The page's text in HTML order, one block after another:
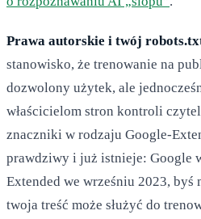
Prawa autorskie i twój
stanowisko, że trenowanie na
dozwolony użytek, ale
właścicielom stron kontroli
znaczniki w rodzaju Google-
prawdziwy i już istnieje: Google
Extended we wrześniu 2023, byś
twoja treść może służyć do